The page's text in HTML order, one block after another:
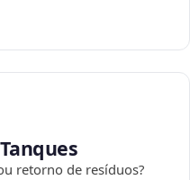
retorno de resíduos?